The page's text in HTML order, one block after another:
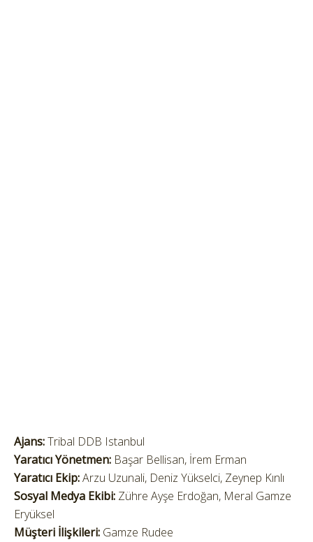
Ajans:Tribal DDB Istanbul
Yaratıcı Yönetmen: Başar Bellisan, İrem Erman
Yaratıcı Ekip:Arzu Uzunali, Deniz Yükselci, Zeynep Kınlı
Sosyal Medya Ekibi: Zühre Ayşe Erdoğan, Meral Gamze
Eryüksel
Müşteri İlişkileri: Gamze Rudee